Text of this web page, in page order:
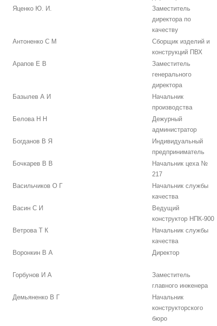
Яценко Ю. И.
Заместитель
директора по
качеству
Антоненко С М
Сборщик изделий и
конструкций ПВХ
Арапов Е В
Заместитель
генерального
директора
Базылев А И
Начальник
производства
Белова Н Н
Дежурный
администратор
Богданов В Я
Индивидуальный
предприниматель
Бочкарев В В
Начальник цеха №
217
Васильчиков О Г
Начальник службы
качества
Васин С И
Ведущий
конструктор НПК-900
Ветрова Т К
Начальник службы
качества
Воронкин В А
Директор
Горбунов И А
Заместитель
главного инженера
Демьяненко В Г
Начальник
конструкторского
бюро